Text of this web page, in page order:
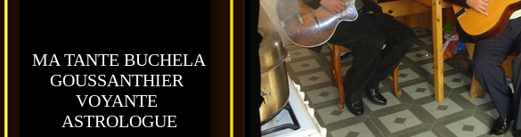
MA TANTE BUCHELA
GOUSSANTHIER
VOYANTE
ASTROLOGUE